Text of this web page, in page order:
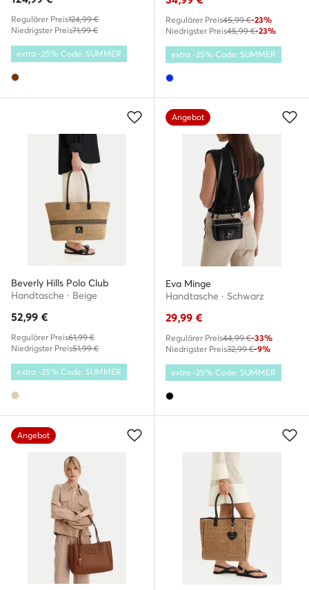
Regulärer Preis124,99 €
Niedrigster Preis71,99 €
extra -25% Code: SUMMER
Regulärer Preis45,99 €-23%
Niedrigster Preis45,99 €-23%
extra -25% Code: SUMMER
Beverly Hills Polo Club
Handtasche · Beige
52,99 €
Regulärer Preis61,99 €
Niedrigster Preis51,99 €
extra -25% Code: SUMMER
Angebot
Eva Minge
Handtasche · Schwarz
29,99 €
Regulärer Preis44,99 €-33%
Niedrigster Preis32,99 €-9%
extra -25% Code: SUMMER
Angebot